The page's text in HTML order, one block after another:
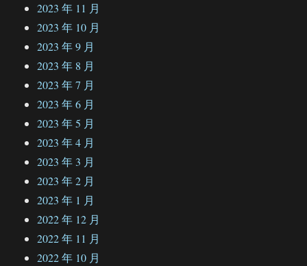
2023 年 11 月
2023 年 10 月
2023 年 9 月
2023 年 8 月
2023 年 7 月
2023 年 6 月
2023 年 5 月
2023 年 4 月
2023 年 3 月
2023 年 2 月
2023 年 1 月
2022 年 12 月
2022 年 11 月
2022 年 10 月